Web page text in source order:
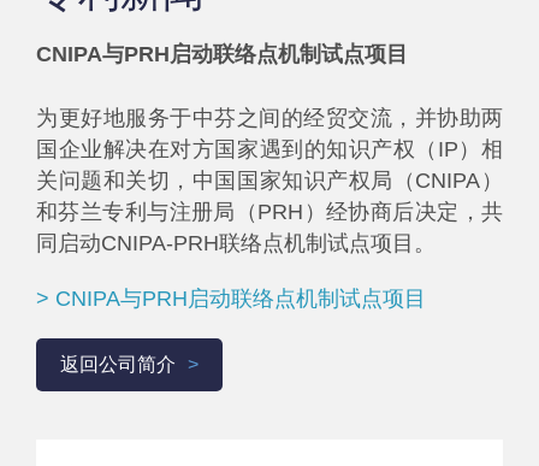
CNIPA与PRH启动联络点机制试点项目
为更好地服务于中芬之间的经贸交流，并协助两
国企业解决在对方国家遇到的知识产权（IP）相
关问题和关切，中国国家知识产权局（CNIPA）
和芬兰专利与注册局（PRH）经协商后决定，共
同启动CNIPA-PRH联络点机制试点项目。
> CNIPA与PRH启动联络点机制试点项目
返回公司简介